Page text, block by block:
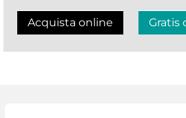
Acquista online Gratis